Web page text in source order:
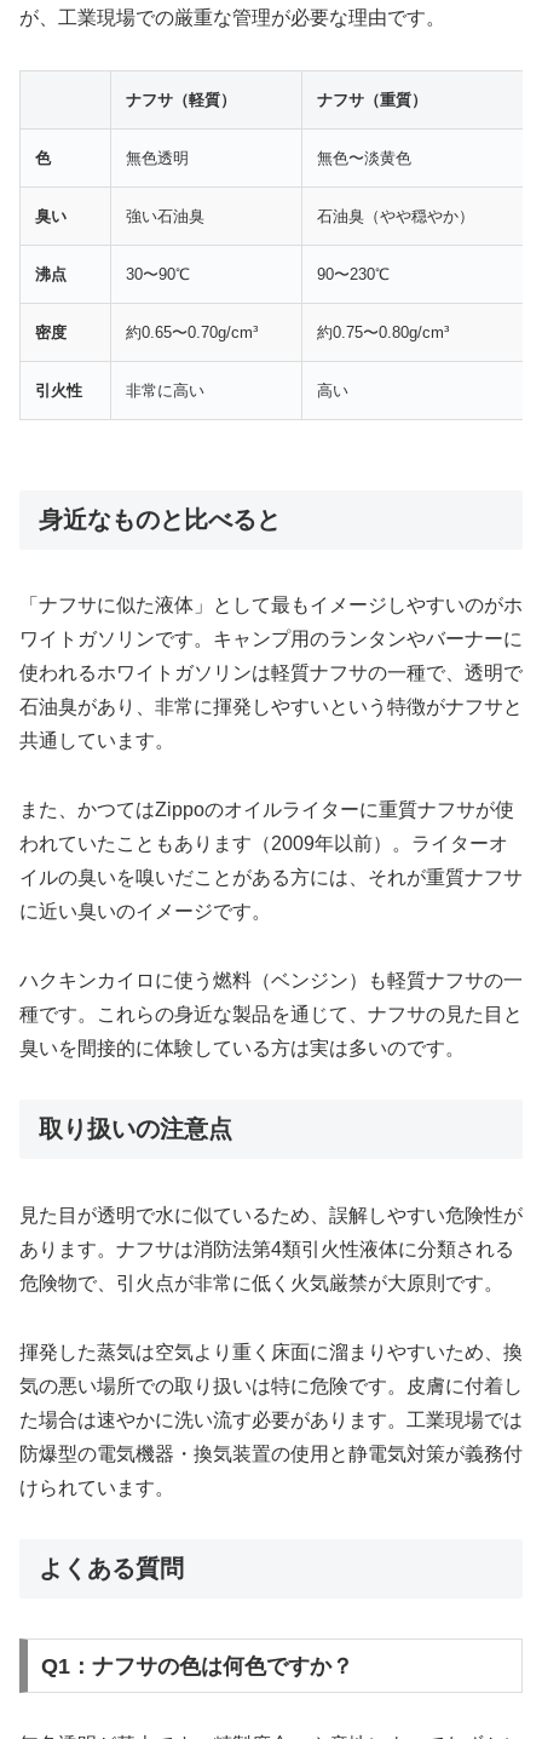
が、工業現場での厳重な管理が必要な理由です。
ナフサ（軽質） ナフサ（重質）
色 無色透明 無色〜淡黄色
臭い 強い石油臭 石油臭（やや穏やか）
沸点 30〜90℃ 90〜230℃
密度 約0.65〜0.70g/cm³ 約0.75〜0.80g/cm³
引火性 非常に高い 高い
身近なものと比べると
「ナフサに似た液体」として最もイメージしやすいのがホ
ワイトガソリンです。キャンプ用のランタンやバーナーに
使われるホワイトガソリンは軽質ナフサの一種で、透明で
石油臭があり、非常に揮発しやすいという特徴がナフサと
共通しています。
また、かつてはZippoのオイルライターに重質ナフサが使
われていたこともあります（2009年以前）。ライターオ
イルの臭いを嗅いだことがある方には、それが重質ナフサ
に近い臭いのイメージです。
ハクキンカイロに使う燃料（ベンジン）も軽質ナフサの一
種です。これらの身近な製品を通じて、ナフサの見た目と
臭いを間接的に体験している方は実は多いのです。
取り扱いの注意点
見た目が透明で水に似ているため、誤解しやすい危険性が
あります。ナフサは消防法第4類引火性液体に分類される
危険物で、引火点が非常に低く火気厳禁が大原則です。
揮発した蒸気は空気より重く床面に溜まりやすいため、換
気の悪い場所での取り扱いは特に危険です。皮膚に付着し
た場合は速やかに洗い流す必要があります。工業現場では
防爆型の電気機器・換気装置の使用と静電気対策が義務付
けられています。
よくある質問
Q1：ナフサの色は何色ですか？